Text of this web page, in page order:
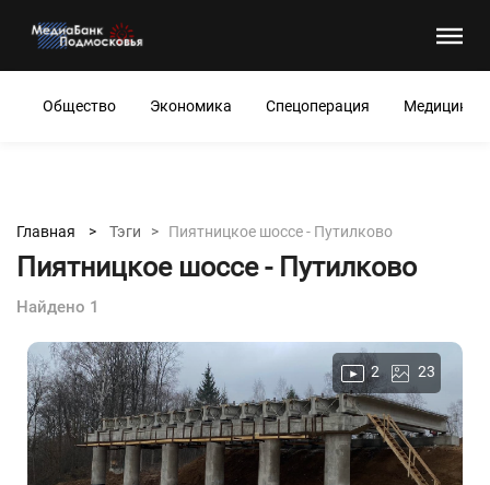
Общество Экономика Спецоперация Медицина
Главная > Тэги > Пиятницкое шоссе - Путилково
Пиятницкое шоссе - Путилково
Найдено 1
2 23